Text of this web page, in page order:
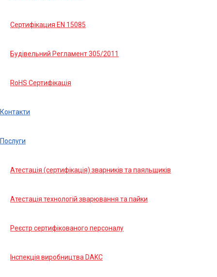
Сертифікация EN 15085
Будівельний Регламент 305/2011
RoHS Сертифікація
Контакти
Послуги
Атестація (сертифікація) зварників та паяльщиків
Атестація технологій зварювання та пайки
Реєстр сертифікованого персоналу
Інспекція виробництва DAKC